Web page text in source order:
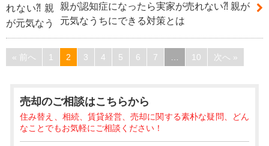
親が認知症になったら実家が売れない⁈ 親が
元気なうちにできる対策とは
« 前へ 1 2 3 4 5 6 7 10 次へ »
売却のご相談はこちらから
住み替え、相続、賃貸経営、売却に関する素朴な疑問、どん
なことでもお気軽にご相談ください！